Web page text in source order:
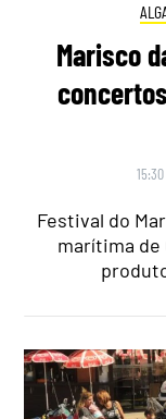
Marisco
Festival do
marítima de